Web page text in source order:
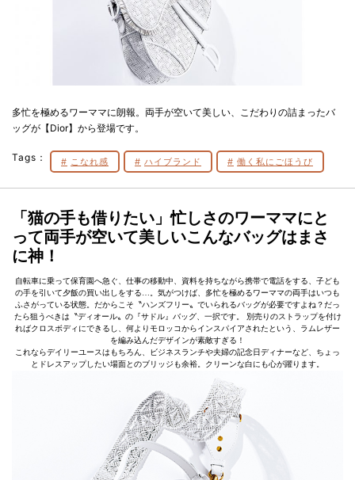
多忙を極めるワーママに朗報。両手が空いて美しい、こだわりの詰まったバ
ッグが【Dior】から登場です。
Tags： こなれ感 ハイブランド 働く私にごほうび
「猫の手も借りたい」忙しさのワーママにと
って両手が空いて美しいこんなバッグはまさ
に神！
自転車に乗って保育園へ急ぐ、仕事の移動中、資料を持ちながら携帯で電話をする、子ども
の手を引いて夕飯の買い出しをする…。気がつけば、多忙を極めるワーママの両手はいつも
ふさがっている状態。だからこそ〝ハンズフリー〟でいられるバッグが必要ですよね？だっ
たら狙うべきは〝ディオール〟の『サドル』バッグ、一択です。 別売りのストラップを付け
ればクロスボディにできるし、何よりモロッコからインスパイアされたという、ラムレザー
を編み込んだデザインが素敵すぎる！
これならデイリーユースはもちろん、ビジネスランチや夫婦の記念日ディナーなど、ちょっ
とドレスアップしたい場面とのブリッジも余裕。クリーンな白にも心が躍ります。